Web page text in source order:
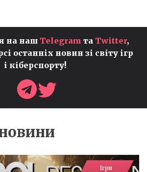
на наш Telegram та Twitter,
останніх новин зі світу ігр
і кіберспорту!
Ігри